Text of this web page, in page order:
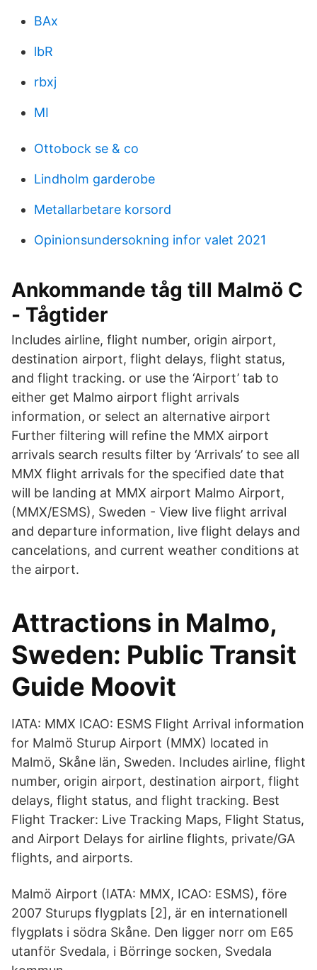
BAx
lbR
rbxj
MI
Ottobock se & co
Lindholm garderobe
Metallarbetare korsord
Opinionsundersokning infor valet 2021
Ankommande tåg till Malmö C
- Tågtider
Includes airline, flight number, origin airport,
destination airport, flight delays, flight status,
and flight tracking. or use the ‘Airport’ tab to
either get Malmo airport flight arrivals
information, or select an alternative airport
Further filtering will refine the MMX airport
arrivals search results filter by ‘Arrivals’ to see all
MMX flight arrivals for the specified date that
will be landing at MMX airport Malmo Airport,
(MMX/ESMS), Sweden - View live flight arrival
and departure information, live flight delays and
cancelations, and current weather conditions at
the airport.
Attractions in Malmo,
Sweden: Public Transit
Guide Moovit
IATA: MMX ICAO: ESMS Flight Arrival information
for Malmö Sturup Airport (MMX) located in
Malmö, Skåne län, Sweden. Includes airline, flight
number, origin airport, destination airport, flight
delays, flight status, and flight tracking. Best
Flight Tracker: Live Tracking Maps, Flight Status,
and Airport Delays for airline flights, private/GA
flights, and airports.
Malmö Airport (IATA: MMX, ICAO: ESMS), före
2007 Sturups flygplats [2], är en internationell
flygplats i södra Skåne. Den ligger norr om E65
utanför Svedala, i Börringe socken, Svedala